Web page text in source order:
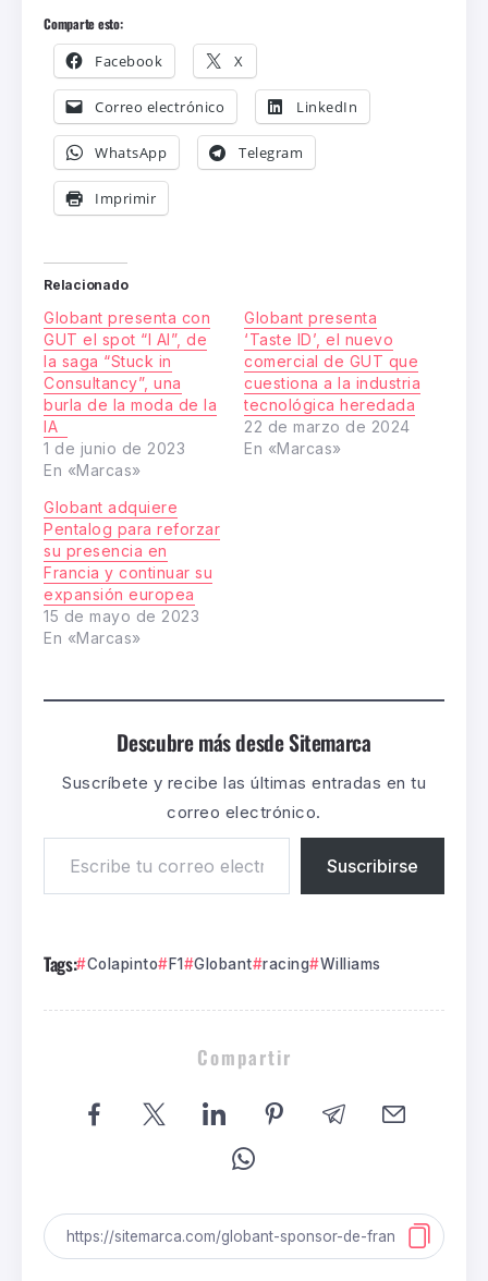
Comparte esto:
Facebook X
Correo electrónico LinkedIn
WhatsApp Telegram
Imprimir
Relacionado
Globant presenta con
GUT el spot “I AI”, de
la saga “Stuck in
Consultancy”, una
burla de la moda de la
IA
1 de junio de 2023
En «Marcas»
Globant presenta
‘Taste ID’, el nuevo
comercial de GUT que
cuestiona a la industria
tecnológica heredada
22 de marzo de 2024
En «Marcas»
Globant adquiere
Pentalog para reforzar
su presencia en
Francia y continuar su
expansión europea
15 de mayo de 2023
En «Marcas»
Descubre más desde Sitemarca
Suscríbete y recibe las últimas entradas en tu
correo electrónico.
Suscribirse
Tags: Colapinto F1 Globant racing Williams
Compartir